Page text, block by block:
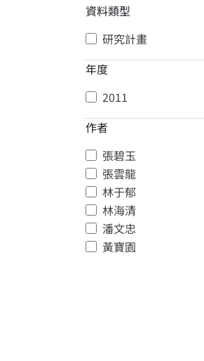
資料類型
研究計畫
年度
2011
作者
張碧玉
張雲龍
林于郁
林海清
潘文忠
黃寶園